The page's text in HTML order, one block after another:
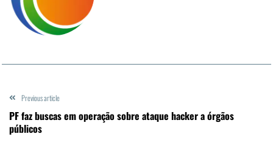
Previous article
PF faz buscas em operação sobre ataque hacker a órgãos
públicos